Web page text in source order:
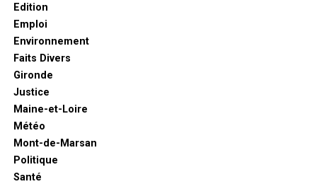
Edition
Emploi
Environnement
Faits Divers
Gironde
Justice
Maine-et-Loire
Météo
Mont-de-Marsan
Politique
Santé